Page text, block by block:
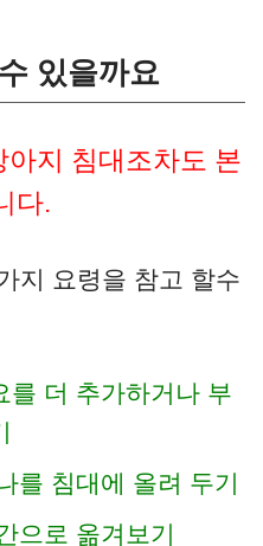
있을까요
지 침대조차도 본
다.
지 요령을 참고 할수
를 더 추가하거나 부
를 침대에 올려 두기
으로 옮겨보기